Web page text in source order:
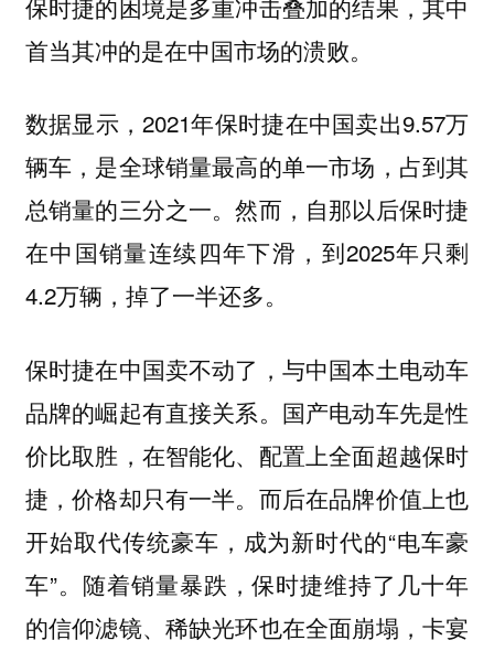
首当其冲的是在中国市场的溃败。
数据显示，2021年保时捷在中国卖出9.57万
辆车，是全球销量最高的单一市场，占到其
总销量的三分之一。然而，自那以后保时捷
在中国销量连续四年下滑，到2025年只剩
4.2万辆，掉了一半还多。
保时捷在中国卖不动了，与中国本土电动车
品牌的崛起有直接关系。国产电动车先是性
价比取胜，在智能化、配置上全面超越保时
捷，价格却只有一半。而后在品牌价值上也
开始取代传统豪车，成为新时代的“电车豪
车”。随着销量暴跌，保时捷维持了几十年
的信仰滤镜、稀缺光环也在全面崩塌，卡宴